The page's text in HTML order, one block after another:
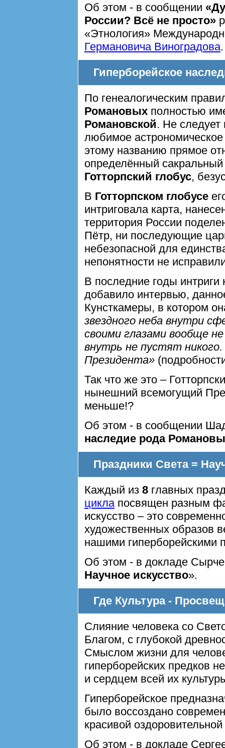
Об этом - в сообщении
России? Всё не просто»
«Этнология»
Германовича Виноградова.
Гиперборейское
По генеалогическим
Романовых полностью
Романовской. Не следует
любимое
этому названию прямое
определённый
Готторпский глобус,
В Готторпском глобусе
интриговала карта,
территория России
Пётр, ни последующие
небезопасной для
непонятности не
В последние годы интриги
добавило интервью,
Кунсткамеры, в котором
звездного неба внутри
своими глазами вообще
внутрь не пустят
Президента»
Так что же это –
нынешний всемогущий
меньше!?
Об этом - в сообщении
наследие рода
Праздники Света =
Каждый из 8 главных
циклапосвящен разным
искусство – это
художественных образов
нашими гиперборейскими
Об этом - в докладе
Научное искусство».
Где Культура -
Слияние человека со
Благом, с глубокой
Смыслом жизни для
гиперборейских предков
и сердцем всей их
Гиперборейское
было воссоздано
красивой
Об этом - в докладе